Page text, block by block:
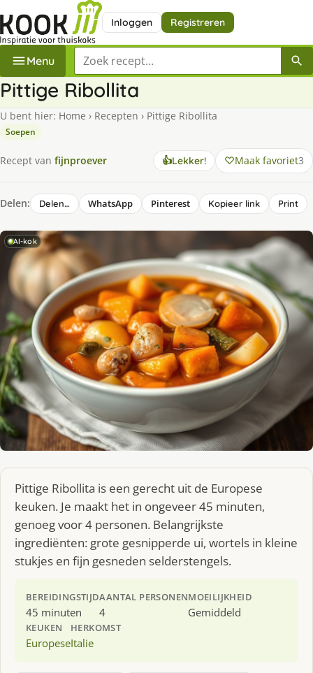
Inloggen Registreren
Menu Zoek een recept
Pittige Ribollita
U bent hier: Home › Recepten › Pittige Ribollita
Soepen
Recept van fijnproever 👍Lekker! Maak favoriet3
Delen: Delen… WhatsApp Pinterest Kopieer link Print
AI-kok
Pittige Ribollita is een gerecht uit de Europese
keuken. Je maakt het in ongeveer 45 minuten,
genoeg voor 4 personen. Belangrijkste
ingrediënten: grote gesnipperde ui, wortels in kleine
stukjes en fijn gesneden selderstengels.
BEREIDINGSTIJD
45 minuten
AANTAL PERSONEN
4
MOEILIJKHEID
Gemiddeld
KEUKEN
Europese
HERKOMST
Italie